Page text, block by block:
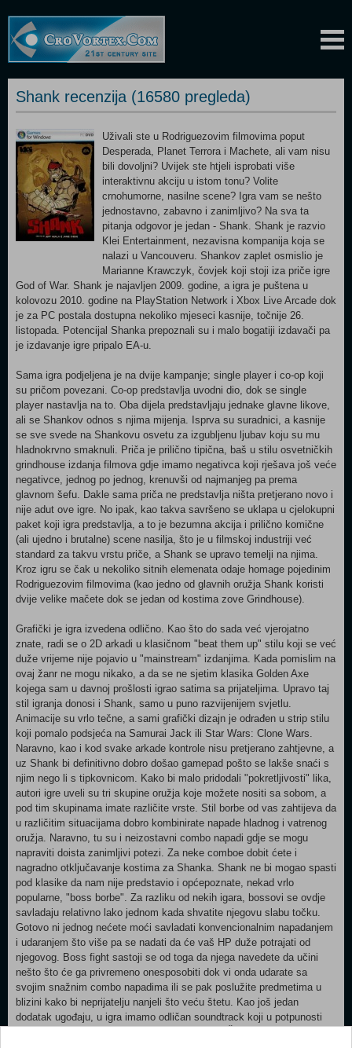
Shank recenzija (16580 pregleda)
Uživali ste u Rodriguezovim filmovima poput
Desperada, Planet Terrora i Machete, ali vam nisu
bili dovoljni? Uvijek ste htjeli isprobati više
interaktivnu akciju u istom tonu? Volite
crnohumorne, nasilne scene? Igra vam se nešto
jednostavno, zabavno i zanimljivo? Na sva ta
pitanja odgovor je jedan - Shank. Shank je razvio
Klei Entertainment, nezavisna kompanija koja se
nalazi u Vancouveru. Shankov zaplet osmislio je
Marianne Krawczyk, čovjek koji stoji iza priče igre
God of War. Shank je najavljen 2009. godine, a igra je puštena u
kolovozu 2010. godine na PlayStation Network i Xbox Live Arcade dok
je za PC postala dostupna nekoliko mjeseci kasnije, točnije 26.
listopada. Potencijal Shanka prepoznali su i malo bogatiji izdavači pa
je izdavanje igre pripalo EA-u.
Sama igra podjeljena je na dvije kampanje; single player i co-op koji
su pričom povezani. Co-op predstavlja uvodni dio, dok se single
player nastavlja na to. Oba dijela predstavljaju jednake glavne likove,
ali se Shankov odnos s njima mijenja. Isprva su suradnici, a kasnije
se sve svede na Shankovu osvetu za izgubljenu ljubav koju su mu
hladnokrvno smaknuli. Priča je prilično tipična, baš u stilu osvetničkih
grindhouse izdanja filmova gdje imamo negativca koji rješava još veće
negativce, jednog po jednog, krenuvši od najmanjeg pa prema
glavnom šefu. Dakle sama priča ne predstavlja ništa pretjerano novo i
nije adut ove igre. No ipak, kao takva savršeno se uklapa u cjelokupni
paket koji igra predstavlja, a to je bezumna akcija i prilično komične
(ali ujedno i brutalne) scene nasilja, što je u filmskoj industriji već
standard za takvu vrstu priče, a Shank se upravo temelji na njima.
Kroz igru se čak u nekoliko sitnih elemenata odaje homage pojedinim
Rodriguezovim filmovima (kao jedno od glavnih oružja Shank koristi
dvije velike mačete dok se jedan od kostima zove Grindhouse).
Grafički je igra izvedena odlično. Kao što do sada već vjerojatno
znate, radi se o 2D arkadi u klasičnom "beat them up" stilu koji se već
duže vrijeme nije pojavio u "mainstream" izdanjima. Kada pomislim na
ovaj žanr ne mogu nikako, a da se ne sjetim klasika Golden Axe
kojega sam u davnoj prošlosti igrao satima sa prijateljima. Upravo taj
stil igranja donosi i Shank, samo u puno razvijenijem svjetlu.
Animacije su vrlo tečne, a sami grafički dizajn je odrađen u strip stilu
koji pomalo podsjeća na Samurai Jack ili Star Wars: Clone Wars.
Naravno, kao i kod svake arkade kontrole nisu pretjerano zahtjevne, a
uz Shank bi definitivno dobro došao gamepad pošto se lakše snaći s
njim nego li s tipkovnicom. Kako bi malo pridodali "pokretljivosti" lika,
autori igre uveli su tri skupine oružja koje možete nositi sa sobom, a
pod tim skupinama imate različite vrste. Stil borbe od vas zahtijeva da
u različitim situacijama dobro kombinirate napade hladnog i vatrenog
oružja. Naravno, tu su i neizostavni combo napadi gdje se mogu
napraviti doista zanimljivi potezi. Za neke comboe dobit ćete i
nagradno otključavanje kostima za Shanka. Shank ne bi mogao spasti
pod klasike da nam nije predstavio i općepoznate, nekad vrlo
popularne, "boss borbe". Za razliku od nekih igara, bossovi se ovdje
savladaju relativno lako jednom kada shvatite njegovu slabu točku.
Gotovo ni jednog nećete moći savladati konvencionalnim napadanjem
i udaranjem što više pa se nadati da će vaš HP duže potrajati od
njegovog. Boss fight sastoji se od toga da njega navedete da učini
nešto što će ga privremeno onesposobiti dok vi onda udarate sa
svojim snažnim combo napadima ili se pak poslužite predmetima u
blizini kako bi neprijatelju nanjeli što veću štetu. Kao još jedan
dodatak ugođaju, u igra imamo odličan soundtrack koji u potpunosti